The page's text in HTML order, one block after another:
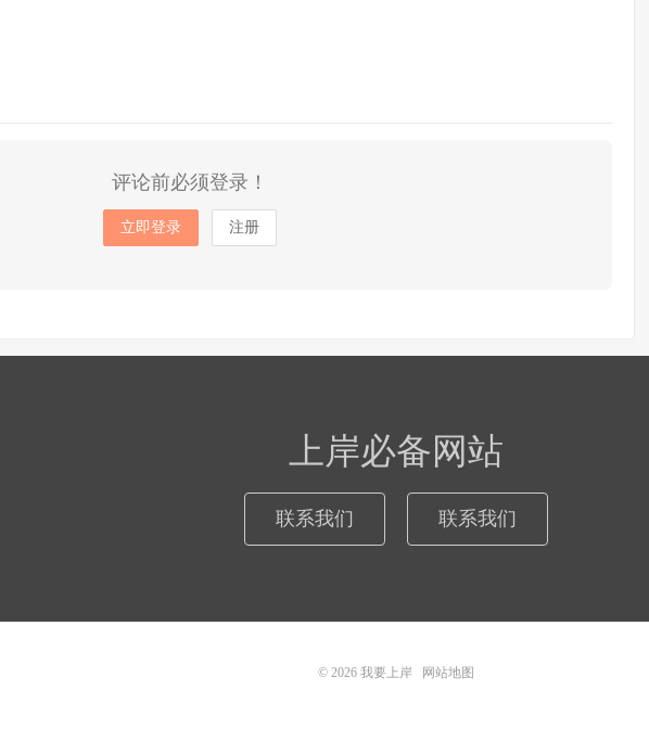
评论前必须登录！
立即登录 注册
上岸必备网站
联系我们 联系我们
© 2026 我要上岸 网站地图